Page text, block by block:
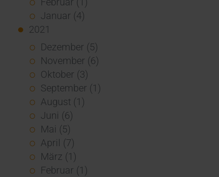
Januar (4)
2021
Dezember (5)
November (6)
Oktober (3)
September (1)
August (1)
Juni (6)
Mai (5)
April (7)
März (1)
Februar (1)